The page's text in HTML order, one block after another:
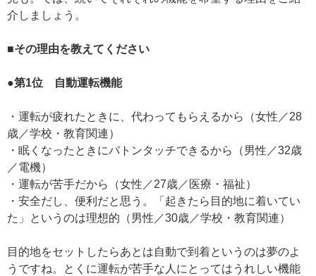
介しましょう。
■その理由を教えてください
●第1位 自動運転機能
・運転が疲れたときに、代わってもらえるから（女性／28
歳／学校・教育関連）
・眠くなったときにバトンタッチできるから（男性／32歳
／電機）
・運転が苦手だから（女性／27歳／医療・福祉）
・安全だし、便利だと思う。「起きたら目的地に着いてい
た」というのは理想的（男性／30歳／学校・教育関連）
目的地をセットしたらあとは自動で到着というのは夢のよ
うですね。とくに運転が苦手な人にとってはうれしい機能